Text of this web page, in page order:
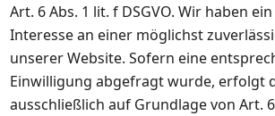
Art. 6 Abs. 1 lit. f DSGVO. Wir haben
Interesse an einer möglichst
unserer Website. Sofern eine
Einwilligung abgefragt wurde, erfolgt
ausschließlich auf Grundlage von Art.